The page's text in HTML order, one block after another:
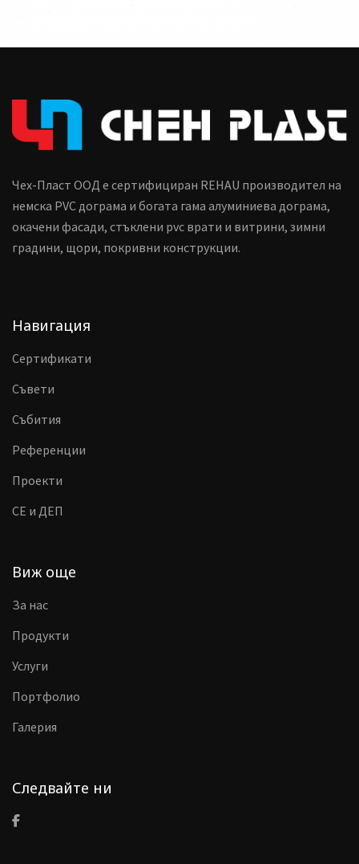
Чех-Пласт ООД е сертифициран REHAU производител на
немска PVC дограма и богата гама алуминиева дограма,
окачени фасади, стъклени pvc врати и витрини, зимни
градини, щори, покривни конструкции.
Навигация
Сертификати
Съвети
Събития
Референции
Проекти
CE и ДЕП
Виж още
За нас
Продукти
Услуги
Портфолио
Галерия
Следвайте ни